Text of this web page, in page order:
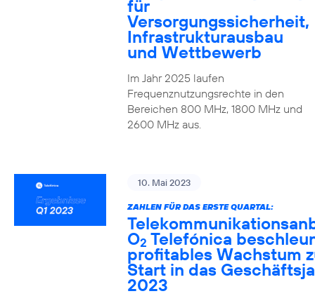
für
Versorgungssicherheit,
Infrastrukturausbau
und Wettbewerb
Im Jahr 2025 laufen
Frequenznutzungsrechte in den
Bereichen 800 MHz, 1800 MHz und
2600 MHz aus.
10. Mai 2023
ZAHLEN FÜR DAS ERSTE QUARTAL:
O2 Telefónica
profitables Wachstum
Start in das
2023